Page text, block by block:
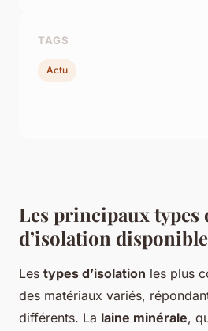
Les principaux types
d’isolation
Les types d’isolation les plus
des matériaux variés,
différents. La laine minérale,
TAGS
Actu